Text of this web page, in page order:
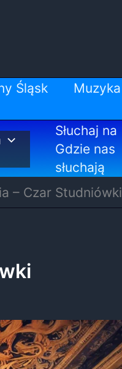
Śląsk
Muzyka
Słuchaj na
Gdzie nas
słuchają
– Czar Studniówki